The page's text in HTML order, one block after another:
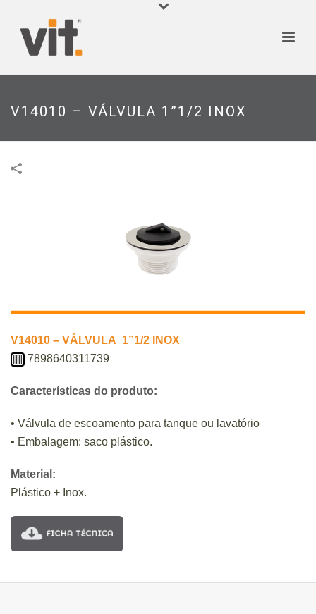
V14010 – VÁLVULA 1”1/2 INOX
V14010 – VÁLVULA 1”1/2 INOX
7898640311739
Características do produto:
• Válvula de escoamento para tanque ou lavatório
• Embalagem: saco plástico.
Material:
Plástico + Inox.